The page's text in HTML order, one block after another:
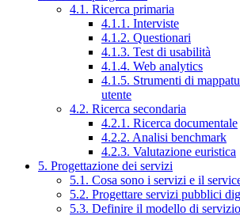
4.1. Ricerca primaria
4.1.1. Interviste
4.1.2. Questionari
4.1.3. Test di usabilità
4.1.4. Web analytics
4.1.5. Strumenti di
utente
4.2. Ricerca secondaria
4.2.1. Ricerca documentale
4.2.2. Analisi benchmark
4.2.3. Valutazione euristica
5. Progettazione dei servizi
5.1. Cosa sono i servizi e il
5.2. Progettare servizi pubblici
5.3. Definire il modello di servizio